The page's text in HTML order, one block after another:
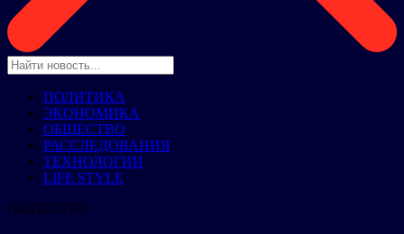
ПОЛИТИКА
ЭКОНОМИКА
ОБЩЕСТВО
РАССЛЕДОВАНИЯ
ТЕХНОЛОГИИ
LIFE STYLE
ОБЩЕСТВО